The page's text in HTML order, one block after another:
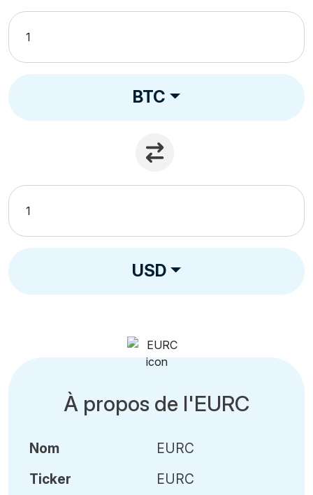
BTC
USD
À propos de l'EURC
Nom
Ticker
EURC
EURC